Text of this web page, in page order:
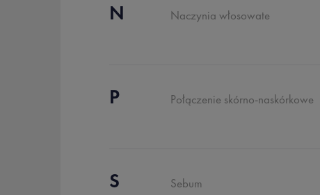
N Naczynia włosowate
P Połączenie skórno-naskórkowe
S Sebum